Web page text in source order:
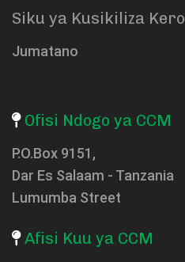
Siku ya Kusikiliza Kero
Jumatano
Ofisi Ndogo ya CCM
P.O.Box 9151,
Dar Es Salaam - Tanzania
Lumumba Street
Afisi Kuu ya CCM